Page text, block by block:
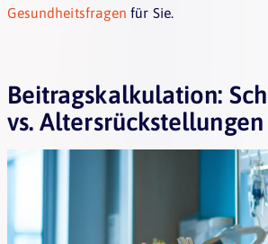
Gesundheitsfragen für Sie.
Beitragskalkulation:
vs. Altersrückstellungen